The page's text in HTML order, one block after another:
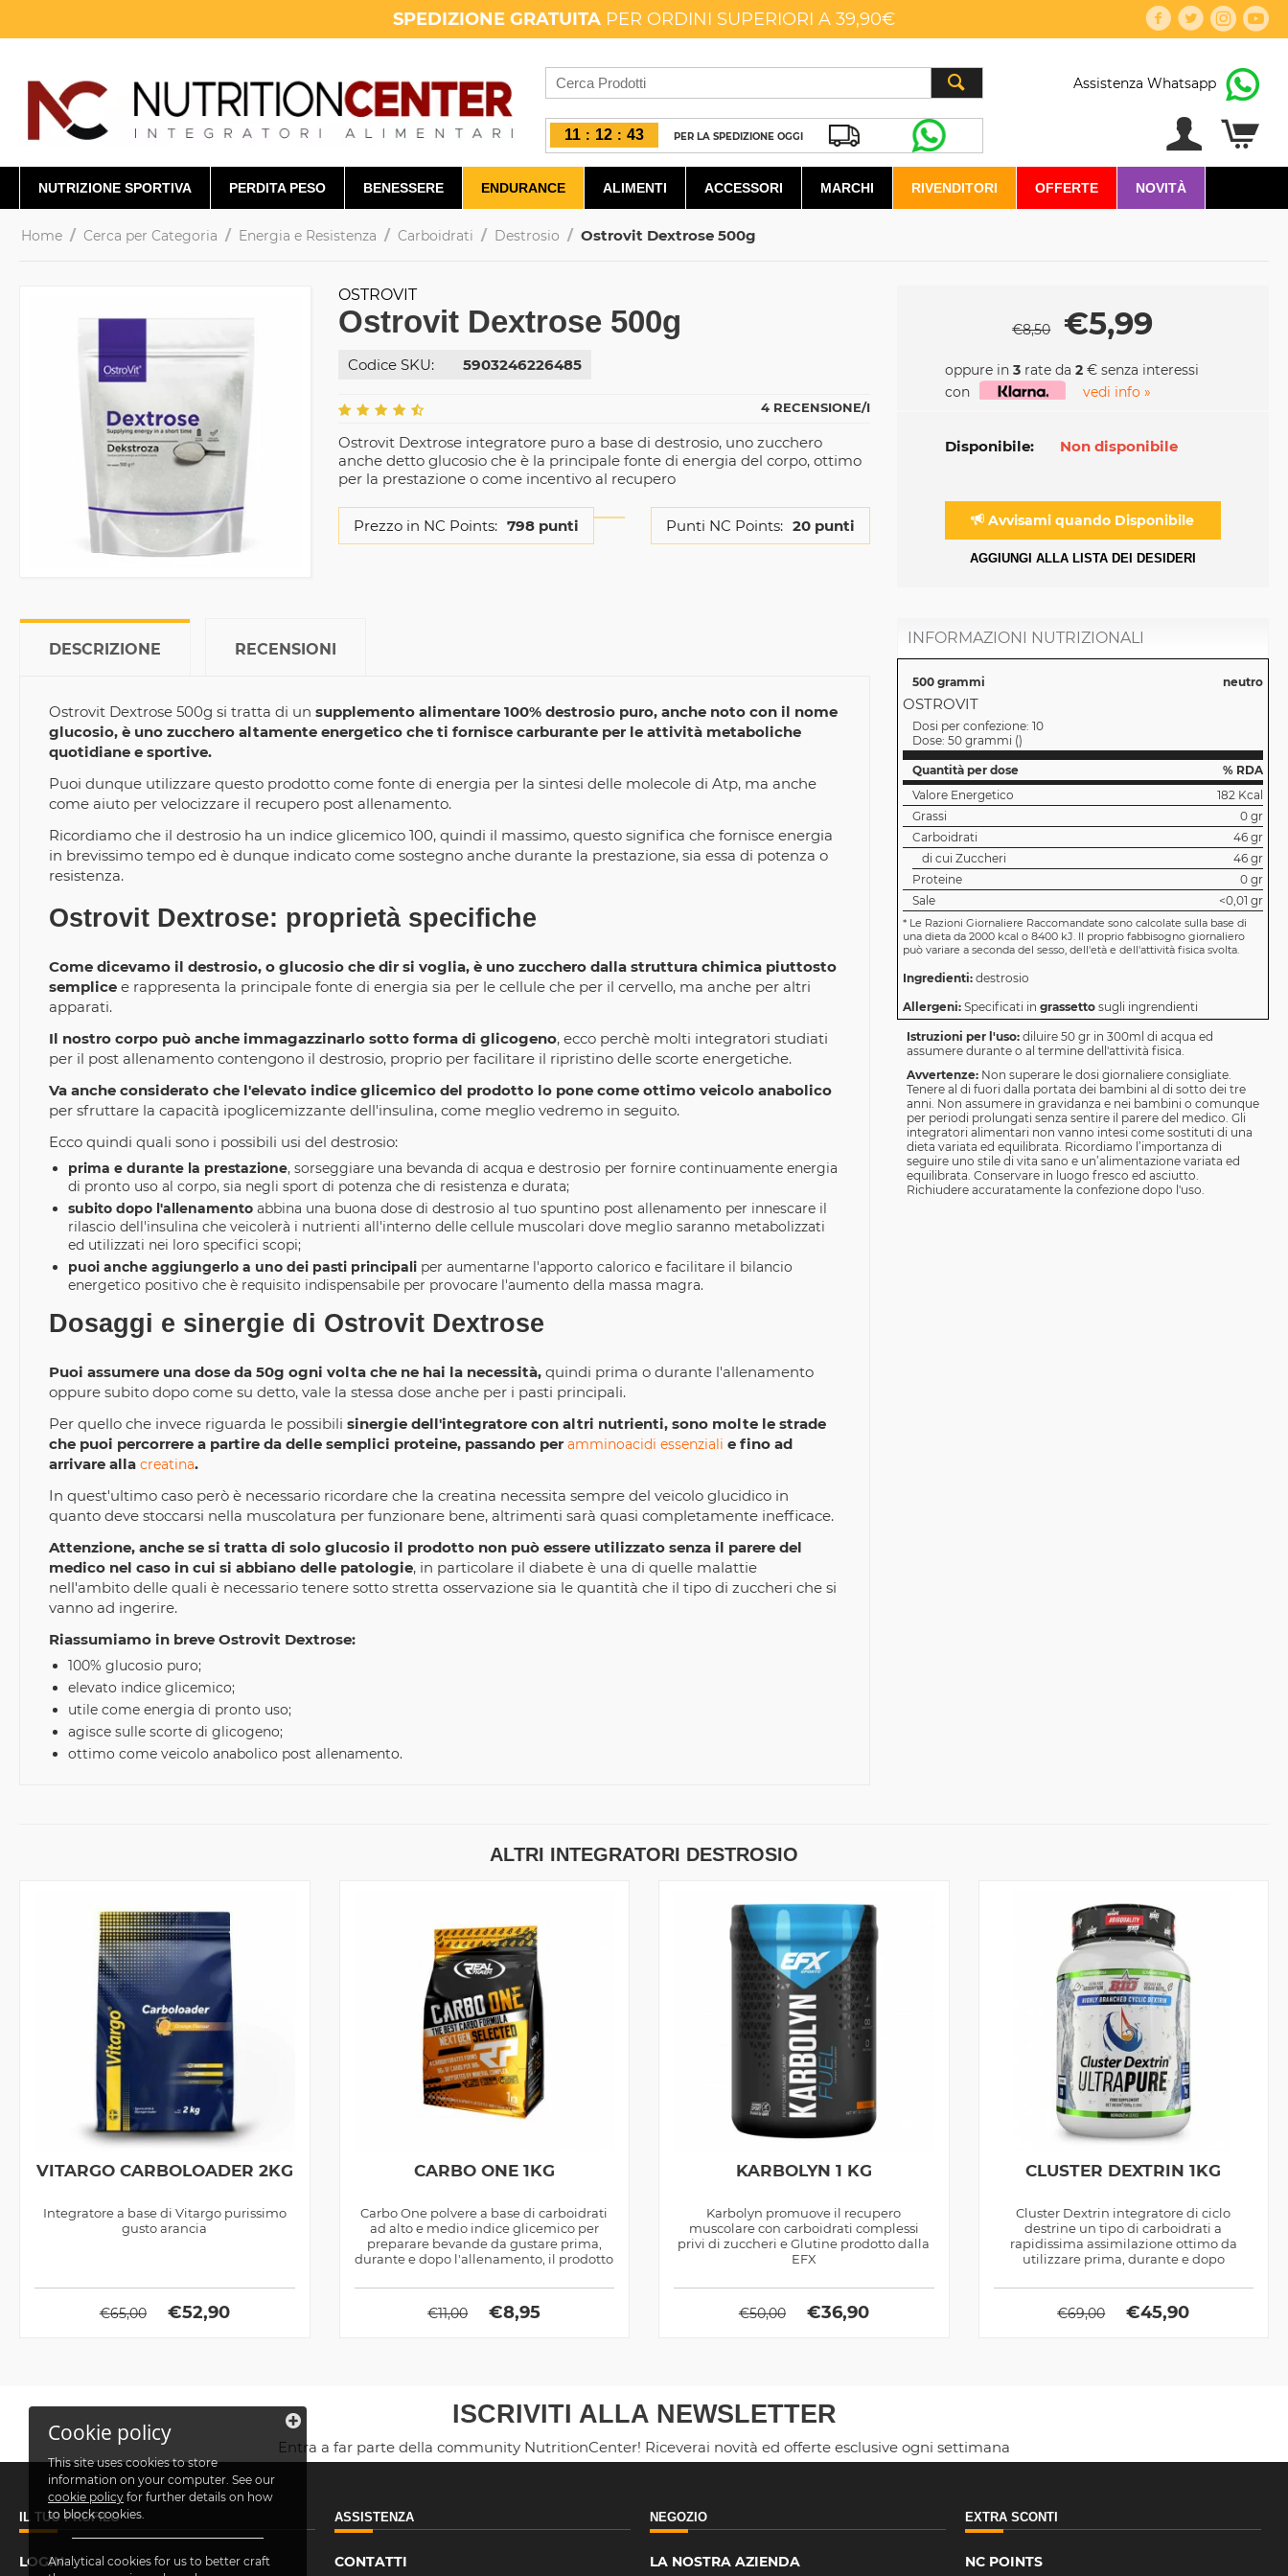
SPEDIZIONE GRATUITA PER ORDINI SUPERIORI A 39,90€
11 : 12 : 42 PER LA SPEDIZIONE OGGI
Assistenza Whatsapp
NUTRIZIONE SPORTIVA PERDITA PESO BENESSERE ENDURANCE ALIMENTI ACCESSORI MARCHI RIVENDITORI OFFERTE NOVITÀ
Home / Cerca per Categoria / Energia e Resistenza / Carboidrati / Destrosio / Ostrovit Dextrose 500g
OSTROVIT
Ostrovit Dextrose 500g
Codice SKU: 5903246226485
4 RECENSIONE/I
Ostrovit Dextrose integratore puro a base di destrosio, uno zucchero
anche detto glucosio che è la principale fonte di energia del corpo, ottimo
per la prestazione o come incentivo al recupero
Prezzo in NC Points: 798 punti Punti NC Points: 20 punti
€8,50 €5,99
oppure in 3rate da 2€ senza interessi
con
vedi info »
Disponibile: Non disponibile
Avvisami quando Disponibile
AGGIUNGI ALLA LISTA DEI DESIDERI
DESCRIZIONE RECENSIONI
Ostrovit Dextrose 500g si tratta di un supplemento alimentare 100% destrosio puro, anche noto con il nome
glucosio, è uno zucchero altamente energetico che ti fornisce carburante per le attività metaboliche
quotidiane e sportive.
Puoi dunque utilizzare questo prodotto come fonte di energia per la sintesi delle molecole di Atp, ma anche
come aiuto per velocizzare il recupero post allenamento.
Ricordiamo che il destrosio ha un indice glicemico 100, quindi il massimo, questo significa che fornisce energia
in brevissimo tempo ed è dunque indicato come sostegno anche durante la prestazione, sia essa di potenza o
resistenza.
Ostrovit Dextrose: proprietà specifiche
Come dicevamo il destrosio, o glucosio che dir si voglia, è uno zucchero dalla struttura chimica piuttosto
semplice e rappresenta la principale fonte di energia sia per le cellule che per il cervello, ma anche per altri
apparati.
Il nostro corpo può anche immagazzinarlo sotto forma di glicogeno, ecco perchè molti integratori studiati
per il post allenamento contengono il destrosio, proprio per facilitare il ripristino delle scorte energetiche.
Va anche considerato che l'elevato indice glicemico del prodotto lo pone come ottimo veicolo anabolico
per sfruttare la capacità ipoglicemizzante dell'insulina, come meglio vedremo in seguito.
Ecco quindi quali sono i possibili usi del destrosio:
prima e durante la prestazione, sorseggiare una bevanda di acqua e destrosio per fornire continuamente energia
di pronto uso al corpo, sia negli sport di potenza che di resistenza e durata;
subito dopo l'allenamento abbina una buona dose di destrosio al tuo spuntino post allenamento per innescare il
rilascio dell'insulina che veicolerà i nutrienti all'interno delle cellule muscolari dove meglio saranno metabolizzati
ed utilizzati nei loro specifici scopi;
puoi anche aggiungerlo a uno dei pasti principali per aumentarne l'apporto calorico e facilitare il bilancio
energetico positivo che è requisito indispensabile per provocare l'aumento della massa magra.
Dosaggi e sinergie di Ostrovit Dextrose
Puoi assumere una dose da 50g ogni volta che ne hai la necessità, quindi prima o durante l'allenamento
oppure subito dopo come su detto, vale la stessa dose anche per i pasti principali.
Per quello che invece riguarda le possibili sinergie dell'integratore con altri nutrienti, sono molte le strade
che puoi percorrere a partire da delle semplici proteine, passando per amminoacidi essenziali e fino ad
arrivare alla creatina.
In quest'ultimo caso però è necessario ricordare che la creatina necessita sempre del veicolo glucidico in
quanto deve stoccarsi nella muscolatura per funzionare bene, altrimenti sarà quasi completamente inefficace.
Attenzione, anche se si tratta di solo glucosio il prodotto non può essere utilizzato senza il parere del
medico nel caso in cui si abbiano delle patologie, in particolare il diabete è una di quelle malattie
nell'ambito delle quali è necessario tenere sotto stretta osservazione sia le quantità che il tipo di zuccheri che si
vanno ad ingerire.
Riassumiamo in breve Ostrovit Dextrose:
100% glucosio puro;
elevato indice glicemico;
utile come energia di pronto uso;
agisce sulle scorte di glicogeno;
ottimo come veicolo anabolico post allenamento.
INFORMAZIONI NUTRIZIONALI
500 grammi neutro
OSTROVIT
Dosi per confezione: 10
Dose: 50 grammi ()
Quantità per dose
% RDA
Valore Energetico
182 Kcal
Grassi
0 gr
Carboidrati
46 gr
di cui Zuccheri
46 gr
Proteine
0 gr
Sale
<0,01 gr
*Le Razioni Giornaliere Raccomandate sono calcolate sulla base di
una dieta da 2000 kcal o 8400 kJ. Il proprio fabbisogno giornaliero
può variare a seconda del sesso, dell'età e dell'attività fisica svolta.
Ingredienti: destrosio
Allergeni: Specificati in grassettosugli ingrendienti
Istruzioni per l'uso: diluire 50 gr in 300ml di acqua ed
assumere durante o al termine dell'attività fisica.
Avvertenze: Non superare le dosi giornaliere consigliate.
Tenere al di fuori dalla portata dei bambini al di sotto dei tre
anni. Non assumere in gravidanza e nei bambini o comunque
per periodi prolungati senza sentire il parere del medico. Gli
integratori alimentari non vanno intesi come sostituti di una
dieta variata ed equilibrata. Ricordiamo l’importanza di
seguire uno stile di vita sano e un’alimentazione variata ed
equilibrata. Conservare in luogo fresco ed asciutto.
Richiudere accuratamente la confezione dopo l'uso.
ALTRI INTEGRATORI DESTROSIO
VITARGO CARBOLOADER 2KG
Integratore a base di Vitargo purissimo
gusto arancia
€65,00 €52,90
CARBO ONE 1KG
Carbo One polvere a base di carboidrati
ad alto e medio indice glicemico per
preparare bevande da gustare prima,
durante e dopo l'allenamento, il prodotto
€11,00 €8,95
KARBOLYN 1 KG
Karbolyn promuove il recupero
muscolare con carboidrati complessi
privi di zuccheri e Glutine prodotto dalla
EFX
€50,00 €36,90
CLUSTER DEXTRIN 1KG
Cluster Dextrin integratore di ciclo
destrine un tipo di carboidrati a
rapidissima assimilazione ottimo da
utilizzare prima, durante e dopo
€69,00 €45,90
ISCRIVITI ALLA NEWSLETTER
Entra a far parte della community NutritionCenter! Riceverai novità ed offerte esclusive ogni settimana
IL TUO PROFILO
LOGIN
ASSISTENZA
CONTATTI
NEGOZIO
LA NOSTRA AZIENDA
EXTRA SCONTI
NC POINTS
Cookie policy
This site uses cookies to store
information on your computer. See our
cookie policy for further details on how
to block cookies.
Analytical cookies for us to better craft